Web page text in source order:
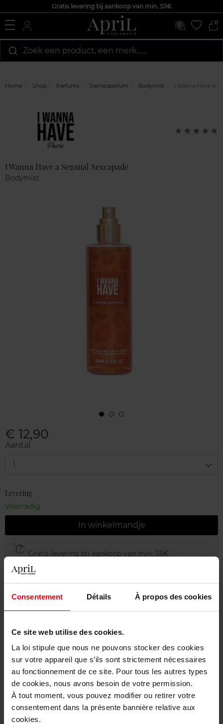
Consentement Détails À propos des cookies
Ce site web utilise des cookies.
La loi stipule que nous ne pouvons stocker des cookies
sur votre appareil que s’ils sont strictement nécessaires
au fonctionnement de ce site. Pour tous les autres types
de cookies, nous avons besoin de votre permission.
À tout moment, vous pouvez modifier ou retirer votre
consentement dans la présente bannière relative aux
cookies.
Gratis levering bij aankoop van min. 55€
0
Zoek een product, een merk…...
Home Shop Parfums Damesparfum Bodymist I Wanna Have a
0
I Wanna Have a Sensual Sexcapade
Bodymist
€ 12,90
Aantal
1
Levering
Voorradig
In winkelmandje
Gratis levering bij aankoop van min. 55€
Gratis retour in je winkelpunt
Beschrijving
Gebruiksadvies
Karakteristieken